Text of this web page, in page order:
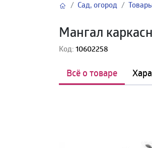
Сад, огород
Мангал
Код:10602258
Всё о товаре